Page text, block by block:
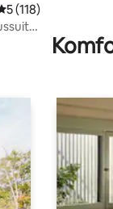
5 (118)